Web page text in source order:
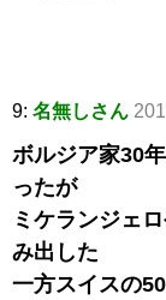
9: 名無しさん
ボルジア家30
ったが
ミケランジェ
み出した
一方スイスの